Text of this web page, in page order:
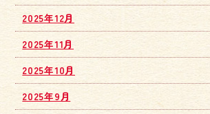
2025年12月
2025年11月
2025年10月
2025年9月